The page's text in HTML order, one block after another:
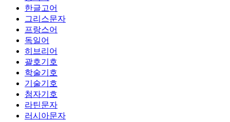
한글고어
그리스문자
프랑스어
독일어
히브리어
괄호기호
학술기호
기술기호
첨자기호
라틴문자
러시아문자